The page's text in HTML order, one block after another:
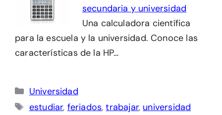
secundaria y universidad
Una calculadora científica
para la escuela y la universidad. Conoce las
características de la HP…
Categorías
Universidad
Etiquetas
estudiar, feriados,trabajar, universidad